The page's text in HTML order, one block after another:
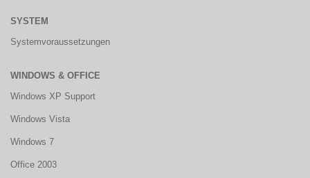
SYSTEM
Systemvoraussetzungen
WINDOWS & OFFICE
Windows XP Support
Windows Vista
Windows 7
Office 2003